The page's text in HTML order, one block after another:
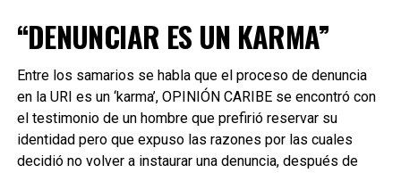
“DENUNCIAR ES UN KARMA”
Entre los samarios se habla que el proceso de denuncia
en la URI es un ‘karma’, OPINIÓN CARIBE se encontró con
el testimonio de un hombre que prefirió reservar su
identidad pero que expuso las razones por las cuales
decidió no volver a instaurar una denuncia, después de